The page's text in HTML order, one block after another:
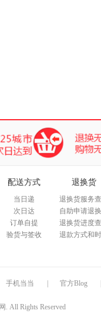
配送方式
当日递
次日达
订单自提
验货与签收
退换货
退换货服务
自助申请退
退换货进度
退款方式和
手机当当 官方Blog
. All Rights Reserved